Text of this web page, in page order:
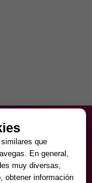
que
En general,
muy diversas,
obtener información